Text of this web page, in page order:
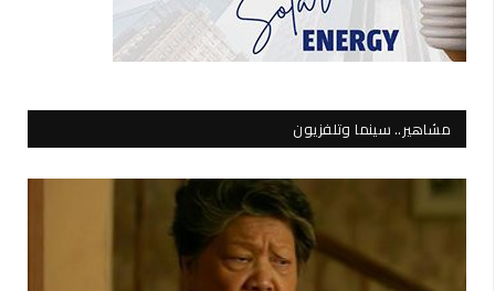
مشاهير.. سينما وتلفزيون